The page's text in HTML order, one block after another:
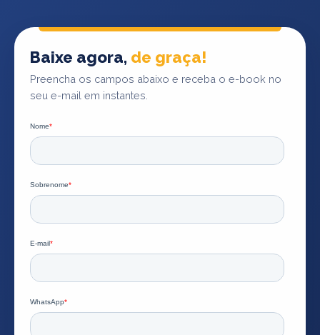
Baixe agora, de graça!
Preencha os campos abaixo e receba o e-book no
seu e-mail em instantes.